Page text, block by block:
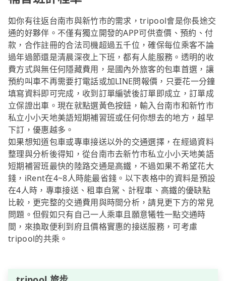
如你有往返台南市與新竹市的需求，tripool會是你長途交
通的好夥伴。不僅有獨立開發的APP可供查價、預約、付
款，合作註冊的合法司機超過五千位，確保每位乘客不論
過年過節還是清晨深夜上下班，都有人能服務。透明的收
費方式與無任何隱藏費用，是國內外旅客的包車首選，讓
預約叫車不再需要打電話或加LINE問報價，只要花一分鐘
填寫資料即可完成，收到訂單編號後訂單即成立，訂單成
立保證出車。現在就點選黃色按鈕，輸入台南市和新竹市
私立小小天地美語短期補習班或任何你想去的地方，越早
下訂，優惠越多。
如果想知道包車或專車接送以外的交通選擇，在經過資料
整理與分析後得知，從台南市去新竹市私立小小天地美語
短期補習班最快的陸路交通是高鐵，不過如果不希望花大
錢，iRent在4~8人時能最省錢。以下表格中的資料是預設
在4人時，專車接送、租車自駕、計程車、高鐵的優缺點
比較，更完整的交通費用與時間分析，請見更下方的常見
問題。但假如只有自己一人乘車且願意犧牲一點交通時
間，來換取便利到府且價格實惠的接送服務，可考慮
tripool的共乘。